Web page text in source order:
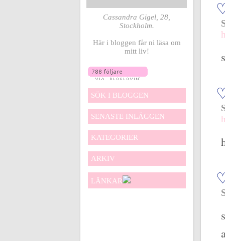
Cassandra Gigel, 28,
Stockholm.
Här i bloggen får ni läsa om
mitt liv!
SÖK I BLOGGEN
SENASTE INLÄGGEN
KATEGORIER
ARKIV
LÄNKAR